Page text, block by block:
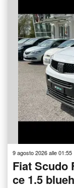
9 agosto 2026 alle 01:55
Fiat Scudo
ce 1.5